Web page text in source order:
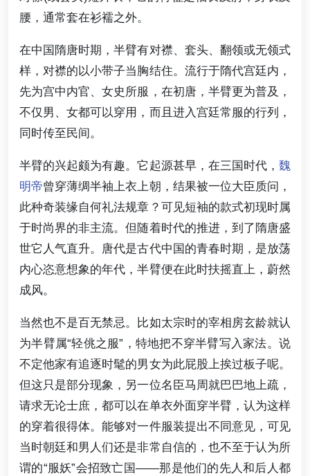
腰，通常套在衫襦之外。
在中国隋唐时期，半臂有对襟、套头、翻领或无领式
样，对襟的以小带子当胸结住。流行于隋代宫廷内，
先为宫中内官、女史所服，在初唐，半臂更为普及，
不仅男、女都可以穿用，而且进入宫廷常服的行列，
同时传至民间。
半臂的兴起颇为有趣。它起源甚早，在三国时代， 魏
明帝曾穿薄绸半袖上衣上朝，结果被一位大臣质问，
此种奇装缘自何礼法规章？可见短袖的款式初现时属
于时尚界的非主流。但随着时代的推进，到了隋唐盛
世它人气直升。唐代是古代中国的青春时期，是放荡
内心恣意想象的年代，半臂便在此时扶摇直上，蔚然
成风。
当然也不是百无禁忌。比如太宗时的宰相房玄龄就认
为半臂属“轻佻之服”，特地把不穿半臂写入家法。说
不定他家有追逐时髦的男女为此屁股上挨过板子呢。
但这只是部分现象，另一位名臣马周就巴巴地上疏，
请求无论士庶，都可以在单衣外面穿半臂，认为这样
的穿着很得体。能够对一件服装提出不同意见，可见
当时朝廷和男人们还是非常自信的，也不至于认为所
谓的“服妖”会招致亡国——那是他们的先人和后人都